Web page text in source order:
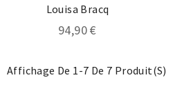
Louisa Bracq
94,90 €
Affichage De 1-7 De 7 Produit(s)